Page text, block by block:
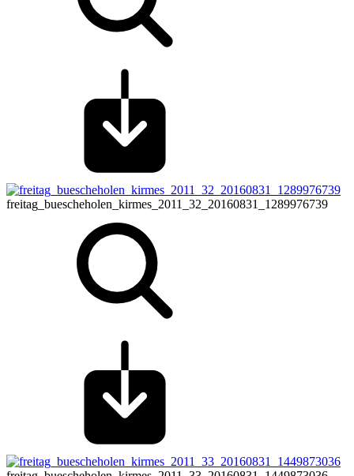
freitag_buescheholen_kirmes_2011_32_20160831_1289976739